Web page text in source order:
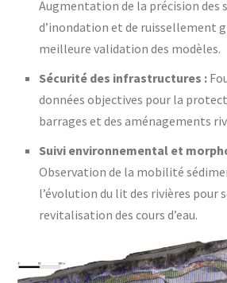
Augmentation de la précision des
d’inondation et de ruissellement
meilleure validation des modèles.
Sécurité des infrastructures :
données objectives pour la
barrages et des aménagements
Suivi environnemental et
Observation de la mobilité
l’évolution du lit des rivières pour
revitalisation des cours d’eau.